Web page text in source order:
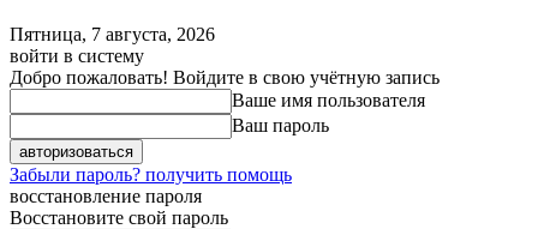
Пятница, 7 августа, 2026
войти в систему
Добро пожаловать! Войдите в свою учётную запись
Ваше имя пользователя
Ваш пароль
Забыли пароль? получить помощь
восстановление пароля
Восстановите свой пароль